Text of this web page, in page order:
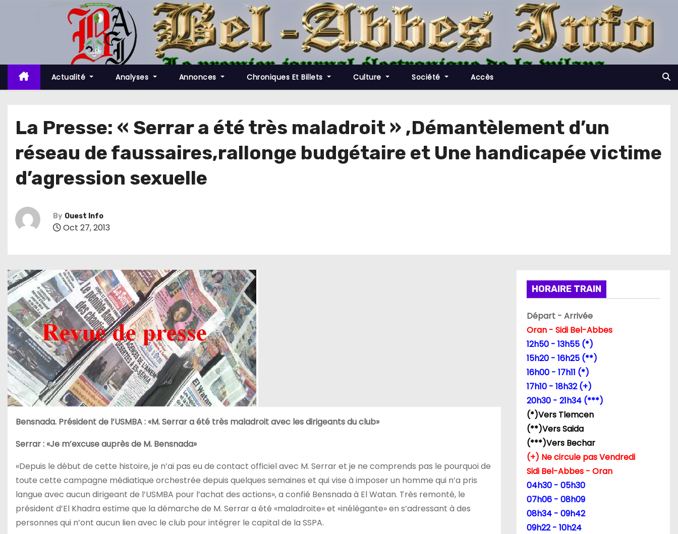
t
c
Actualité Analyses Annonces Chroniques Et Billets Culture Société Accès
La Presse: « Serrar a été très maladroit » ,Démantèlement d’un
réseau de faussaires,rallonge budgétaire et Une handicapée victime
d’agression sexuelle
By Ouest Info
Oct 27, 2013
Bensnada. Président de l’USMBA : «M. Serrar a été très maladroit avec les dirigeants du club»
Serrar : «Je m’excuse auprès de M. Bensnada»
«Depuis le début de cette histoire, je n’ai pas eu de contact officiel avec M. Serrar et je ne comprends pas le pourquoi de
toute cette campagne médiatique orchestrée depuis quelques semaines et qui vise à imposer un homme qui n’a pris
langue avec aucun dirigeant de l’USMBA pour l’achat des actions», a confié Bensnada à El Watan. Très remonté, le
président d’El Khadra estime que la démarche de M. Serrar a été «maladroite» et «inélégante» en s’adressant à des
personnes qui n’ont aucun lien avec le club pour intégrer le capital de la SSPA.
HORAIRE TRAIN
Départ - Arrivée
Oran - Sidi Bel-Abbes
12h50 - 13h55 (*)
15h20 - 16h25 (**)
16h00 - 17h11 (*)
17h10 - 18h32 (+)
20h30 - 21h34 (***)
(*)Vers Tlemcen
(**)Vers Saida
(***)Vers Bechar
(+) Ne circule pas Vendredi
Sidi Bel-Abbes - Oran
04h30 - 05h30
07h06 - 08h09
08h34 - 09h42
09h22 - 10h24